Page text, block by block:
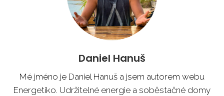
Daniel Hanuš
Mé jméno je Daniel Hanuš a jsem autorem webu
Energetiko. Udržitelné energie a soběstačné domy